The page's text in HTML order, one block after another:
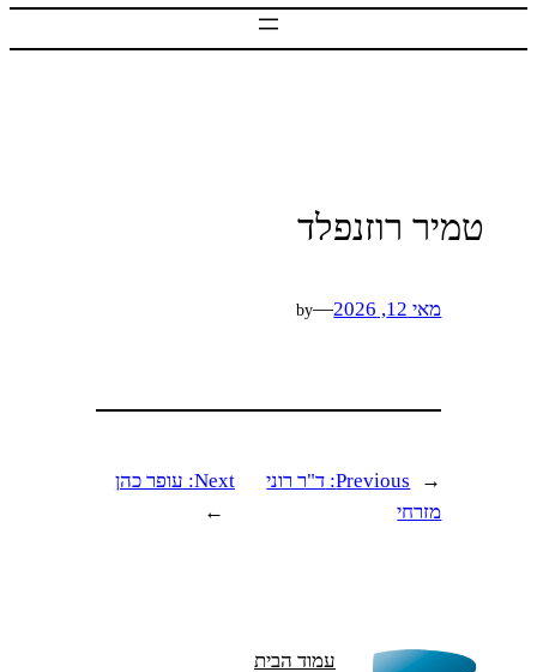
טמיר רוזנפלד
מאי 12, 2026 —
by
←
Previous: ד"ר רוני
מזרחי
Next: עופר כהן
→
עמוד הבית